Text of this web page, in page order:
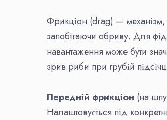
Фрикціон (drag) — механізм,
запобігаючи обриву. Для
навантаження може бути
зрив риби при грубій
Передній фрикціон (на
Налаштовується під